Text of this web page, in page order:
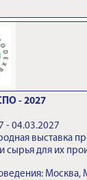
- 2027
- 04.03.2027
выставка
сырья для их
Москва,